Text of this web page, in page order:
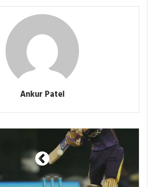
Ankur Patel